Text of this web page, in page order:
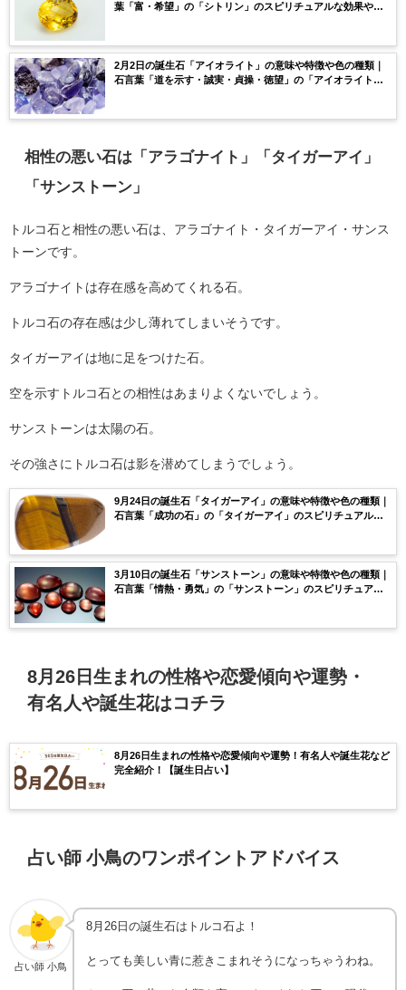
葉「富・希望」の「シトリン」のスピリチュアルな効果や浄
2月2日の誕生石「アイオライト」の意味や特徴や色の種類｜
石言葉「道を示す・誠実・貞操・徳望」の「アイオライト」
相性の悪い石は「アラゴナイト」「タイガーアイ」
「サンストーン」
トルコ石と相性の悪い石は、アラゴナイト・タイガーアイ・サンス
トーンです。
アラゴナイトは存在感を高めてくれる石。
トルコ石の存在感は少し薄れてしまいそうです。
タイガーアイは地に足をつけた石。
空を示すトルコ石との相性はあまりよくないでしょう。
サンストーンは太陽の石。
その強さにトルコ石は影を潜めてしまうでしょう。
9月24日の誕生石「タイガーアイ」の意味や特徴や色の種類｜
石言葉「成功の石」の「タイガーアイ」のスピリチュアルな
3月10日の誕生石「サンストーン」の意味や特徴や色の種類｜
石言葉「情熱・勇気」の「サンストーン」のスピリチュアル
8月26日生まれの性格や恋愛傾向や運勢・
有名人や誕生花はコチラ
8月26日生まれの性格や恋愛傾向や運勢！有名人や誕生花など
完全紹介！【誕生日占い】
占い師 小鳥のワンポイントアドバイス
占い師 小鳥
8月26日の誕生石はトルコ石よ！
とっても美しい青に惹きこまれそうになっちゃうわね。